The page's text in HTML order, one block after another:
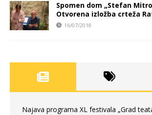
Spomen dom „Stefan
Otvorena izložba crteža
16/07/2018
Najava programa XL festivala „Grad